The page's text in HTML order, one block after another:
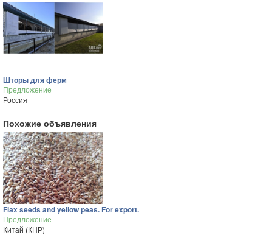
Шторы для ферм
Предложение
Россия
Похожие объявления
Flax seeds and yellow peas. For export.
Предложение
Китай (КНР)